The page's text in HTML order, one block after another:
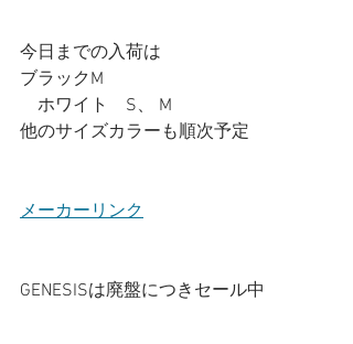
今日までの入荷は
ブラックM
ホワイト　S、 M
他のサイズカラーも順次予定
メーカーリンク
GENESISは廃盤につきセール中